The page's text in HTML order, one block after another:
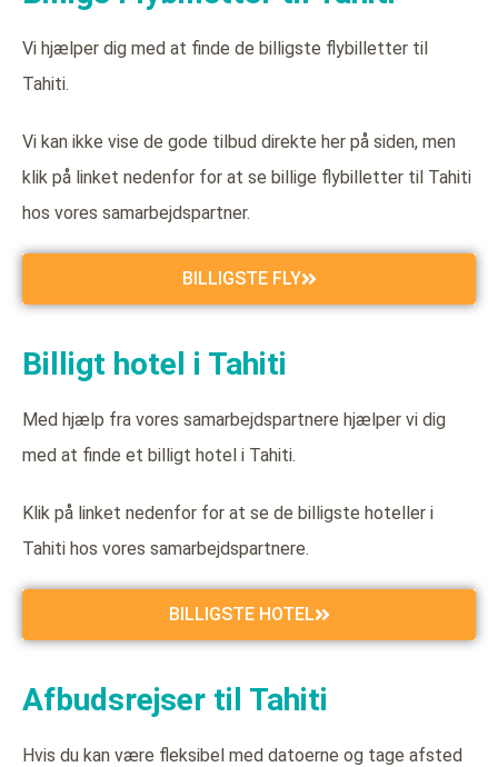
Vi hjælper dig med at finde de billigste flybilletter til
Tahiti.
Vi kan ikke vise de gode tilbud direkte her på siden, men
klik på linket nedenfor for at se billige flybilletter til Tahiti
hos vores samarbejdspartner.
BILLIGSTE FLY
Billigt hotel i Tahiti
Med hjælp fra vores samarbejdspartnere hjælper vi dig
med at finde et billigt hotel i Tahiti.
Klik på linket nedenfor for at se de billigste hoteller i
Tahiti hos vores samarbejdspartnere.
BILLIGSTE HOTEL
Afbudsrejser til Tahiti
Hvis du kan være fleksibel med datoerne og tage afsted